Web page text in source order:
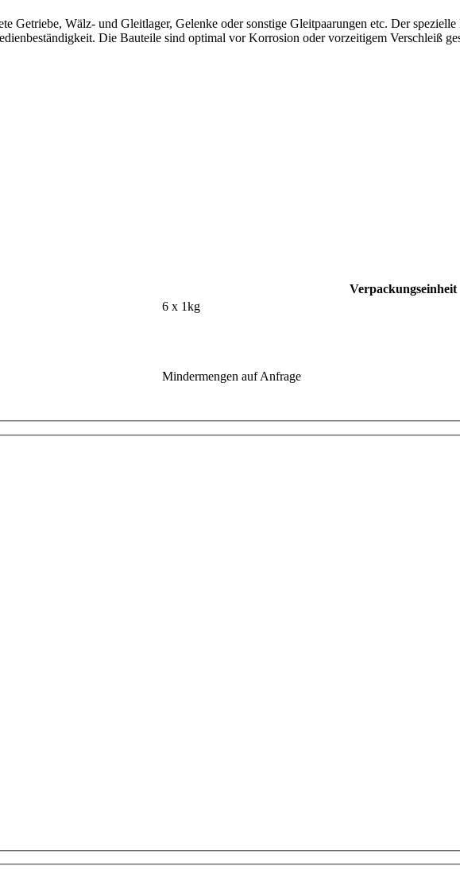
Wälz- und Gleitlager, Gelenke oder sonstige Gleitpaarungen etc. Der spezielle
Die Bauteile sind optimal vor Korrosion oder vorzeitigem Verschleiß
Verpackungseinheit
6 x 1kg
Mindermengen auf Anfrage